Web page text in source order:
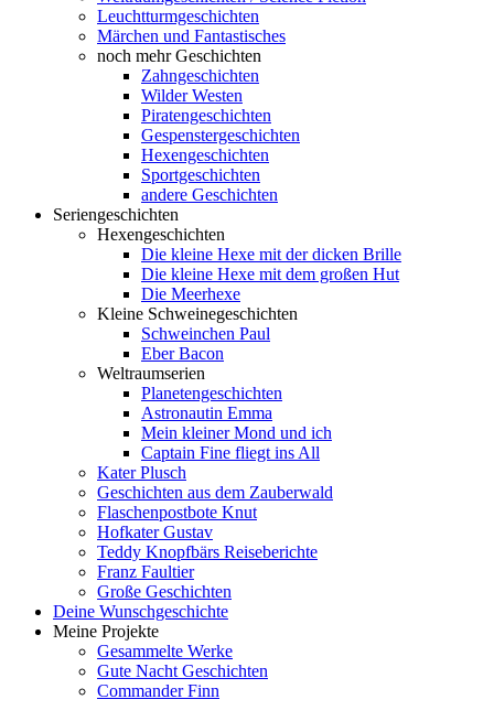
Leuchtturmgeschichten
Märchen und Fantastisches
noch mehr Geschichten
Zahngeschichten
Wilder Westen
Piratengeschichten
Gespenstergeschichten
Hexengeschichten
Sportgeschichten
andere Geschichten
Seriengeschichten
Hexengeschichten
Die kleine Hexe mit der dicken Brille
Die kleine Hexe mit dem großen Hut
Die Meerhexe
Kleine Schweinegeschichten
Schweinchen Paul
Eber Bacon
Weltraumserien
Planetengeschichten
Astronautin Emma
Mein kleiner Mond und ich
Captain Fine fliegt ins All
Kater Plusch
Geschichten aus dem Zauberwald
Flaschenpostbote Knut
Hofkater Gustav
Teddy Knopfbärs Reiseberichte
Franz Faultier
Große Geschichten
Deine Wunschgeschichte
Meine Projekte
Gesammelte Werke
Gute Nacht Geschichten
Commander Finn